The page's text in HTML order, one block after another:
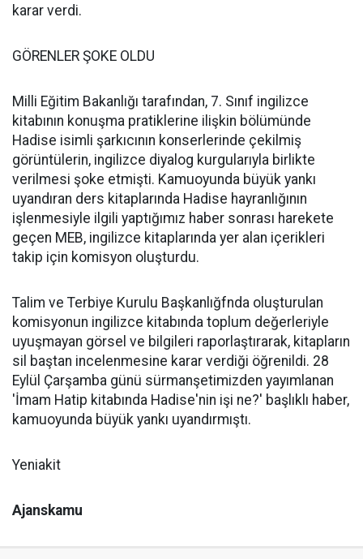
karar verdi.
GÖRENLER ŞOKE OLDU
Milli Eğitim Bakanlığı tarafından, 7. Sınıf ingilizce
kitabının konuşma pratiklerine ilişkin bölümünde
Hadise isimli şarkıcının konserlerinde çekilmiş
görüntülerin, ingilizce diyalog kurgularıyla birlikte
verilmesi şoke etmişti. Kamuoyunda büyük yankı
uyandıran ders kitaplarında Hadise hayranlığının
işlenmesiyle ilgili yaptığımız haber sonrası harekete
geçen MEB, ingilizce kitaplarında yer alan içerikleri
takip için komisyon oluşturdu.
Talim ve Terbiye Kurulu Başkanlığfnda oluşturulan
komisyonun ingilizce kitabında toplum değerleriyle
uyuşmayan görsel ve bilgileri raporlaştırarak, kitapların
sil baştan incelenmesine karar verdiği öğrenildi. 28
Eylül Çarşamba günü sürmanşetimizden yayımlanan
'İmam Hatip kitabında Hadise'nin işi ne?' başlıklı haber,
kamuoyunda büyük yankı uyandırmıştı.
Yeniakit
Ajanskamu